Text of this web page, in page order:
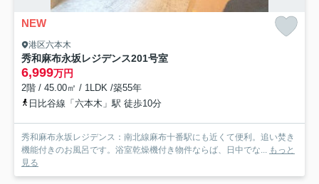
NEW
港区六本木
秀和麻布永坂レジデンス201号室
6,999万円
2階 / 45.00㎡ / 1LDK /築55年
日比谷線「六本木」駅 徒歩10分
秀和麻布永坂レジデンス：南北線麻布十番駅にも近くて便利。追い焚き
機能付きのお風呂です。浴室乾燥機付き物件ならば、日中でな... もっと
見る